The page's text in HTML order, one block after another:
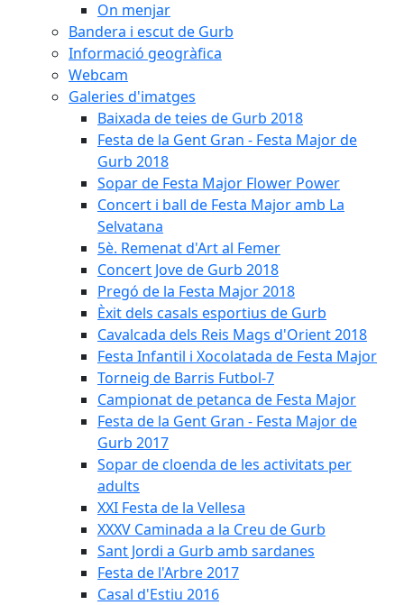
On menjar
Bandera i escut de Gurb
Informació geogràfica
Webcam
Galeries d'imatges
Baixada de teies de Gurb 2018
Festa de la Gent Gran - Festa Major de
Gurb 2018
Sopar de Festa Major Flower Power
Concert i ball de Festa Major amb La
Selvatana
5è. Remenat d'Art al Femer
Concert Jove de Gurb 2018
Pregó de la Festa Major 2018
Èxit dels casals esportius de Gurb
Cavalcada dels Reis Mags d'Orient 2018
Festa Infantil i Xocolatada de Festa Major
Torneig de Barris Futbol-7
Campionat de petanca de Festa Major
Festa de la Gent Gran - Festa Major de
Gurb 2017
Sopar de cloenda de les activitats per
adults
XXI Festa de la Vellesa
XXXV Caminada a la Creu de Gurb
Sant Jordi a Gurb amb sardanes
Festa de l'Arbre 2017
Casal d'Estiu 2016